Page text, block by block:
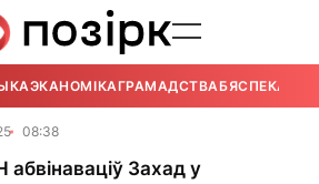
ЭКАНОМІКАГРАМАДСТВАБЯСПЕКА
08:38
Захад у